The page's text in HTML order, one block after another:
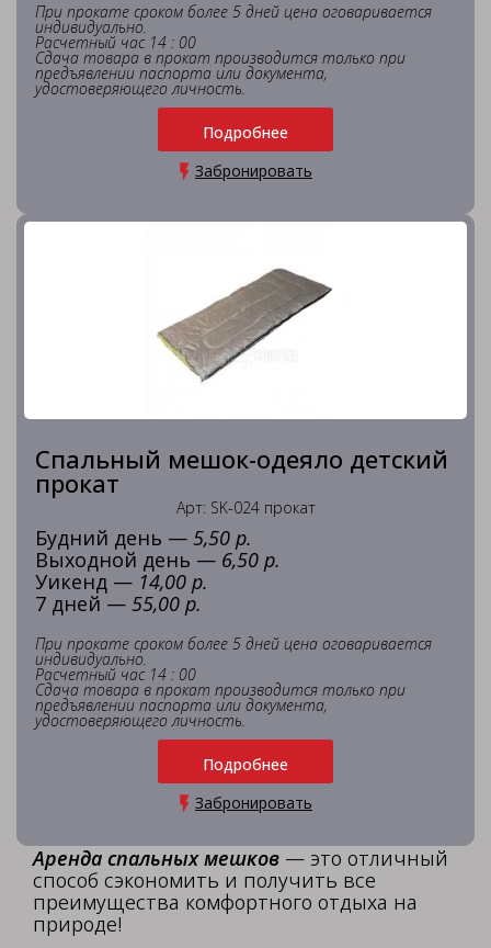
При прокате сроком более 5 дней цена оговаривается
индивидуально.
Расчетный час 14 : 00
Сдача товара в прокат производится только при
предъявлении паспорта или документа,
удостоверяющего личность.
Подробнее
Забронировать
Спальный мешок-одеяло детский
прокат
Арт: SK-024 прокат
Будний день — 5,50 р.
Выходной день — 6,50 р.
Уикенд — 14,00 р.
7 дней — 55,00 р.
При прокате сроком более 5 дней цена оговаривается
индивидуально.
Расчетный час 14 : 00
Сдача товара в прокат производится только при
предъявлении паспорта или документа,
удостоверяющего личность.
Подробнее
Забронировать
Аренда спальных мешков — это отличный
способ сэкономить и получить все
преимущества комфортного отдыха на
природе!